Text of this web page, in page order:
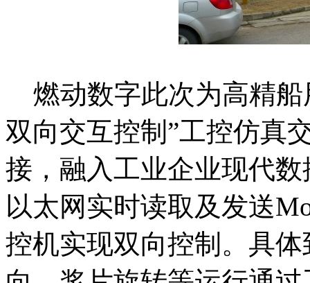
燃动数字此次为高精船
双向交互控制”工控仿真
接，融入工业企业现代
以太网实时读取及发送
控机实现双向控制。具